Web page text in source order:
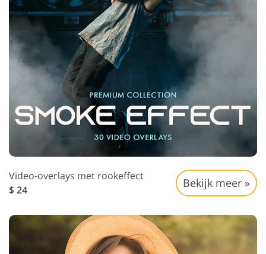
Video-overlays met rookeffect
$ 24
Bekijk meer »